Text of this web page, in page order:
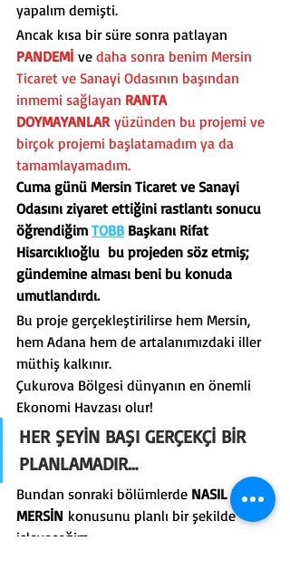
yapalım demişti.
Ancak kısa bir süre sonra patlayan
PANDEMİ ve daha sonra benim Mersin
Ticaret ve Sanayi Odasının başından
inmemi sağlayan RANTA
DOYMAYANLAR yüzünden bu projemi ve
birçok projemi başlatamadım ya da
tamamlayamadım.
Cuma günü Mersin Ticaret ve Sanayi
Odasını ziyaret ettiğini rastlantı sonucu
öğrendiğim TOBB Başkanı Rifat
Hisarcıklıoğlu  bu projeden söz etmiş;
gündemine alması beni bu konuda
umutlandırdı.
Bu proje gerçekleştirilirse hem Mersin,
hem Adana hem de artalanımızdaki iller
müthiş kalkınır.
Çukurova Bölgesi dünyanın en önemli
Ekonomi Havzası olur!
HER ŞEYİN BAŞI GERÇEKÇİ BİR
PLANLAMADIR…
Bundan sonraki bölümlerde NASIL BİR
MERSİN konusunu planlı bir şekilde
işleyeceğim.